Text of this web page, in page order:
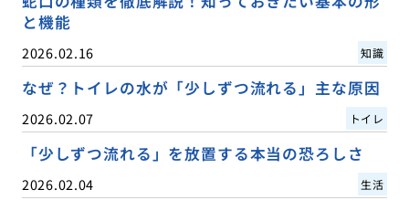
と機能
2026.02.16 知識
なぜ？トイレの水が「少しずつ流れる」主な原因
2026.02.07 トイレ
「少しずつ流れる」を放置する本当の恐ろしさ
2026.02.04 生活